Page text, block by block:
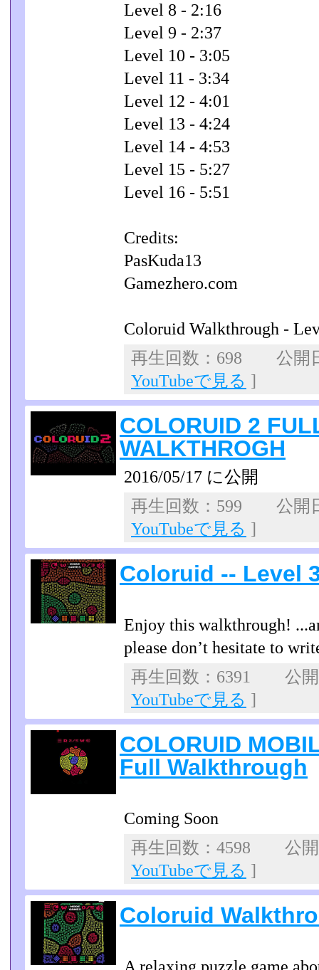
Level 8 - 2:16
Level 9 - 2:37
Level 10 - 3:05
Level 11 - 3:34
Level 12 - 4:01
Level 13 - 4:24
Level 14 - 4:53
Level 15 - 5:27
Level 16 - 5:51
Credits:
PasKuda13
Gamezhero.com
Coloruid Walkthrough -
再生回数：698 公開
YouTubeで見る ]
COLORUID 2
WALKTHROGH
2016/05/17 に公開
再生回数：599 公開
YouTubeで見る ]
Coloruid -- Level
Enjoy this walkthrough!
please don’t hesitate to
再生回数：6391 公
YouTubeで見る ]
COLORUID
Full Walkthrough
Coming Soon
再生回数：4598 公
YouTubeで見る ]
Coloruid